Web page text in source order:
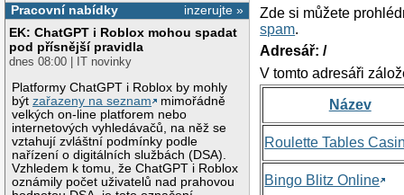
inzerujte »
Pracovní nabídky
EK: ChatGPT i Roblox mohou spadat
pod přísnější pravidla
dnes 08:00 | IT novinky
Platformy ChatGPT i Roblox by mohly
býtzařazeny na seznam
mimořádně
velkých on-line platforem nebo
internetových vyhledávačů, na něž se
vztahují zvláštní podmínky podle
nařízení o digitálních službách (DSA).
Vzhledem k tomu, že ChatGPT i Roblox
oznámily počet uživatelů nad prahovou
Zde si můžete
spam.
Adresář: /
V tomto adresáři
Název
Roulette Tables
Bingo Blitz Online